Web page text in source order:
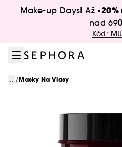
Přejít na hlavní obsah
Make-up Days! Až -
nad
Kód:
... /Masky Na Vlasy